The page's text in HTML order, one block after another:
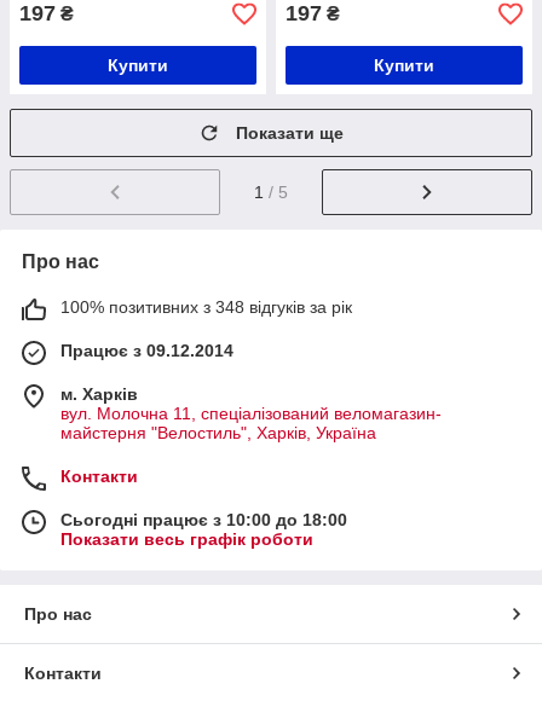
197 ₴
Купити
197 ₴
Купити
Показати ще
1 / 5
Про нас
100% позитивних з 348 відгуків за рік
Працює з 09.12.2014
м. Харків
вул. Молочна 11, спеціалізований веломагазин-
майстерня "Велостиль", Харків, Україна
Контакти
Сьогодні працює з 10:00 до 18:00
Показати весь графік роботи
Про нас
Контакти